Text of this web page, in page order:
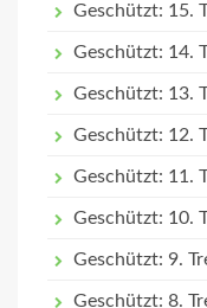
Geschützt: 15.
Geschützt: 14.
Geschützt: 13.
Geschützt: 12.
Geschützt: 11.
Geschützt: 10.
Geschützt: 9.
Geschützt: 8.